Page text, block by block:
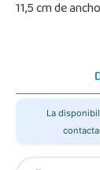
11,5 cm de
La